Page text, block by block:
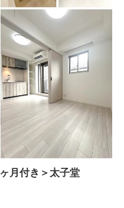
月付き＞太子堂